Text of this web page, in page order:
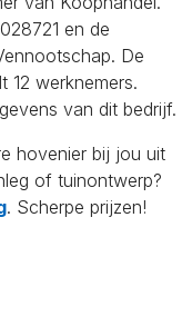
en de
De
12 werknemers.
van dit bedrijf.
hovenier bij jou uit
of tuinontwerp?
. Scherpe prijzen!